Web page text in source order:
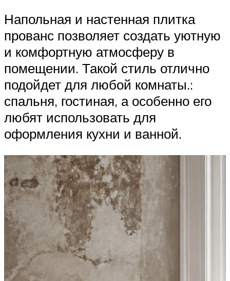
Напольная и настенная плитка
прованс позволяет создать уютную
и комфортную атмосферу в
помещении. Такой стиль отлично
подойдет для любой комнаты.:
спальня, гостиная, а особенно его
любят использовать для
оформления кухни и ванной.